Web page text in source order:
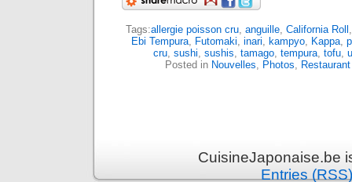
Tags:allergie poisson cru, anguille, California Roll
Ebi Tempura, Futomaki, inari, kampyo, Kappa,
cru, sushi, sushis, tamago, tempura, tofu,
Posted in Nouvelles, Photos, Restaurant
CuisineJaponaise.be
Entries (RSS)